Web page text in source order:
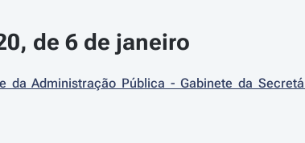
de 6 de janeiro
da Administração Pública - Gabinete da